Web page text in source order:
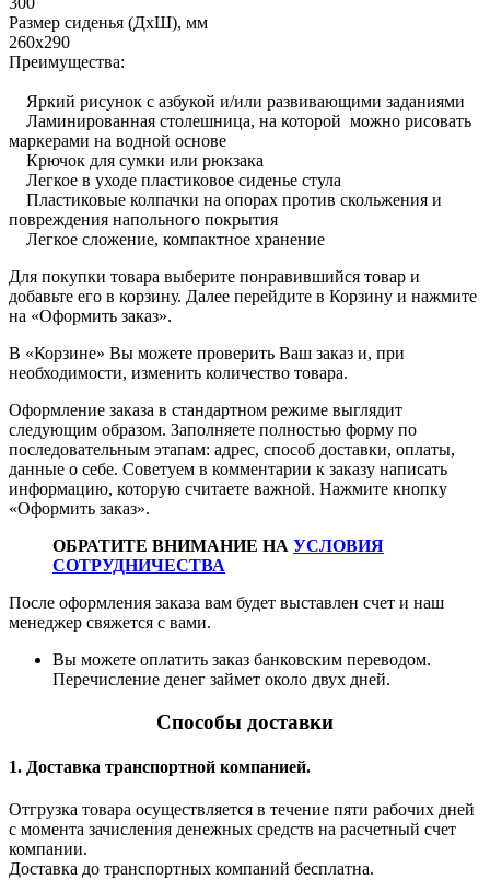
Размер сиденья (ДхШ), мм
260х290
Преимущества:
Яркий рисунок с азбукой и/или развивающими заданиями
Ламинированная столешница, на которой можно рисовать
маркерами на водной основе
Крючок для сумки или рюкзака
Легкое в уходе пластиковое сиденье стула
Пластиковые колпачки на опорах против скольжения и
повреждения напольного покрытия
Легкое сложение, компактное хранение
Для покупки товара выберите понравившийся товар и
добавьте его в корзину. Далее перейдите в Корзину и нажмите
на «Оформить заказ».
В «Корзине» Вы можете проверить Ваш заказ и, при
необходимости, изменить количество товара.
Оформление заказа в стандартном режиме выглядит
следующим образом. Заполняете полностью форму по
последовательным этапам: адрес, способ доставки, оплаты,
данные о себе. Советуем в комментарии к заказу написать
информацию, которую считаете важной. Нажмите кнопку
«Оформить заказ».
ОБРАТИТЕ ВНИМАНИЕ НА УСЛОВИЯ
СОТРУДНИЧЕСТВА
После оформления заказа вам будет выставлен счет и наш
менеджер свяжется с вами.
Вы можете оплатить заказ банковским переводом.
Перечисление денег займет около двух дней.
Способы доставки
1. Доставка транспортной компанией.
Отгрузка товара осуществляется в течение пяти рабочих дней
с момента зачисления денежных средств на расчетный счет
компании.
Доставка до транспортных компаний бесплатна.